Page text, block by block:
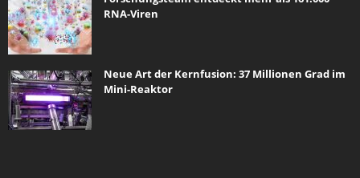
RNA-Viren
Neue Art der Kernfusion: 37 Millionen Grad im
Mini-Reaktor